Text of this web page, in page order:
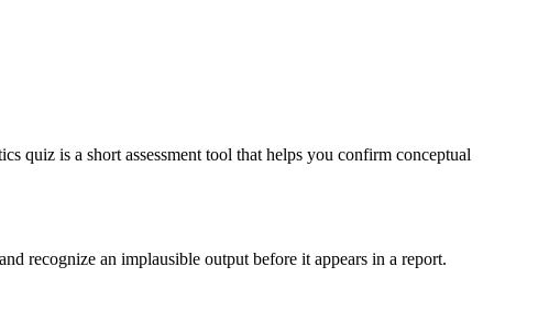
quiz is a short assessment tool that helps you confirm conceptual
recognize an implausible output before it appears in a report.